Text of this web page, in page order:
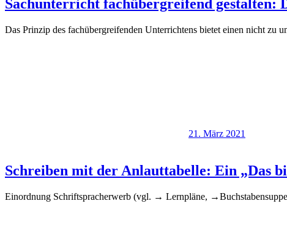
Sachunterricht fachübergreifend gestalten:
Das Prinzip des fachübergreifenden Unterrichtens bietet einen nicht zu
21. März 2021
Schreiben mit der Anlauttabelle: Ein „Das
Einordnung Schriftspracherwerb (vgl. → Lernpläne,